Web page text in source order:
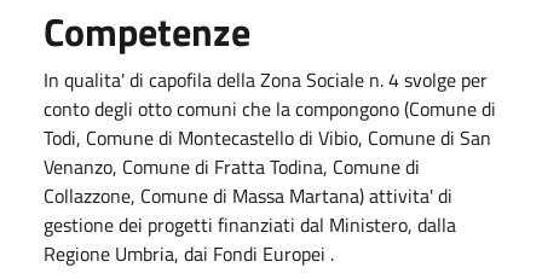
Competenze
In qualita' di capofila della Zona Sociale n. 4 svolge per
conto degli otto comuni che la compongono (Comune di
Todi, Comune di Montecastello di Vibio, Comune di San
Venanzo, Comune di Fratta Todina, Comune di
Collazzone, Comune di Massa Martana) attivita' di
gestione dei progetti finanziati dal Ministero, dalla
Regione Umbria, dai Fondi Europei .